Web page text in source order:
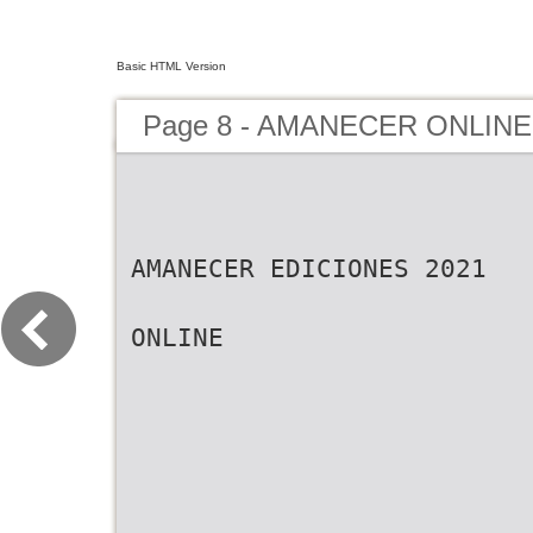
Basic HTML Version
Page 8 - AMANECER ONLINE
AMANECER EDICIONES 2021
ONLINE